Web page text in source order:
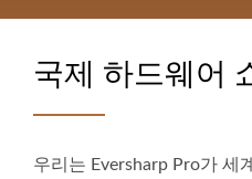
국제 하드웨어
우리는 Eversharp Pro가 세